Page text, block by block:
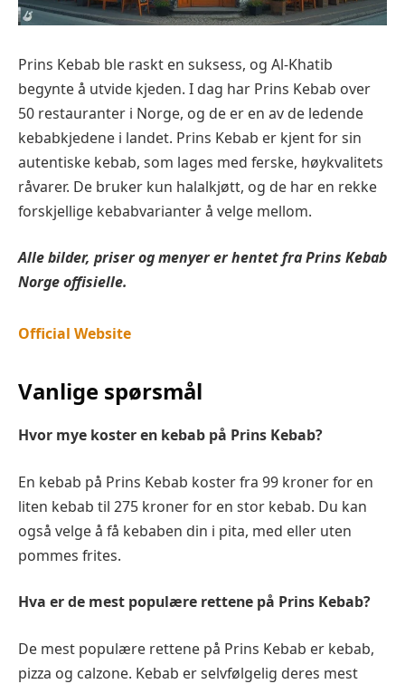
Prins Kebab ble raskt en suksess, og Al-Khatib
begynte å utvide kjeden. I dag har Prins Kebab over
50 restauranter i Norge, og de er en av de ledende
kebabkjedene i landet. Prins Kebab er kjent for sin
autentiske kebab, som lages med ferske, høykvalitets
råvarer. De bruker kun halalkjøtt, og de har en rekke
forskjellige kebabvarianter å velge mellom.
Alle bilder, priser og menyer er hentet fra Prins Kebab
Norge offisielle.
Official Website
Vanlige spørsmål
Hvor mye koster en kebab på Prins Kebab?
En kebab på Prins Kebab koster fra 99 kroner for en
liten kebab til 275 kroner for en stor kebab. Du kan
også velge å få kebaben din i pita, med eller uten
pommes frites.
Hva er de mest populære rettene på Prins Kebab?
De mest populære rettene på Prins Kebab er kebab,
pizza og calzone. Kebab er selvfølgelig deres mest